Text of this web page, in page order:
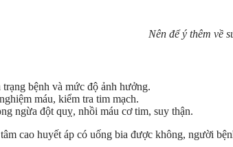
Nên để ý thêm về
bệnh và mức độ ảnh hưởng.
máu, kiểm tra tim mạch.
ngừa đột quỵ, nhồi máu cơ tim, suy thận.
cao huyết áp có uống bia được không, người